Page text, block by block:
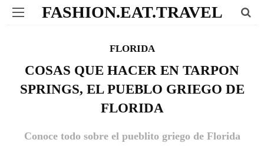
FASHION.EAT.TRAVEL
FLORIDA
COSAS QUE HACER EN TARPON
SPRINGS, EL PUEBLO GRIEGO DE
FLORIDA
Conoce todo sobre el pueblito griego de Florida